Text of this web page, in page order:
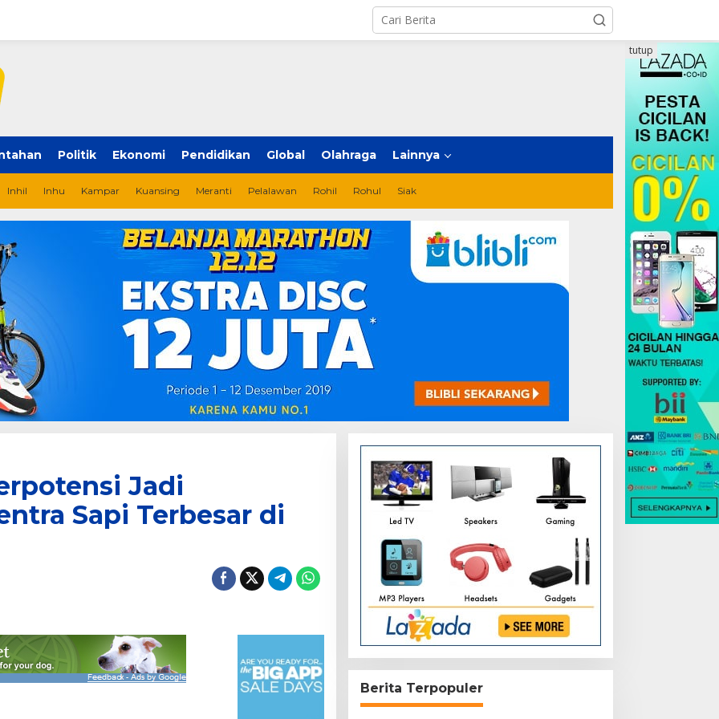
Politik Ekonomi Pendidikan Global Olahraga Lainnya
Inhil Inhu Kampar Kuansing Meranti Pelalawan Rohil Rohul Siak
tutup
Jadi
Sapi Terbesar di
Berita Terpopuler